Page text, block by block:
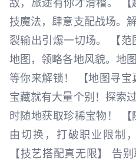
敌，旅途有你才滑稽。 【
技魔法，肆意支配战场。
裂输出引爆一切场。 【
地图，领略各地风貌。地
等你来解锁！ 【地图寻宝
宝藏就有大量个别！探索
时随地获取珍稀宝物！
由切换，打破职业限制
【技艺搭配真无限】 告